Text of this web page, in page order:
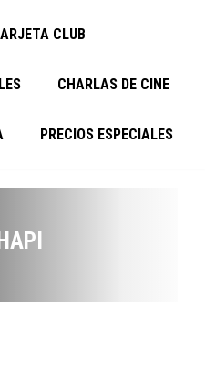
CLUB
CHARLAS DE CINE
PRECIOS ESPECIALES